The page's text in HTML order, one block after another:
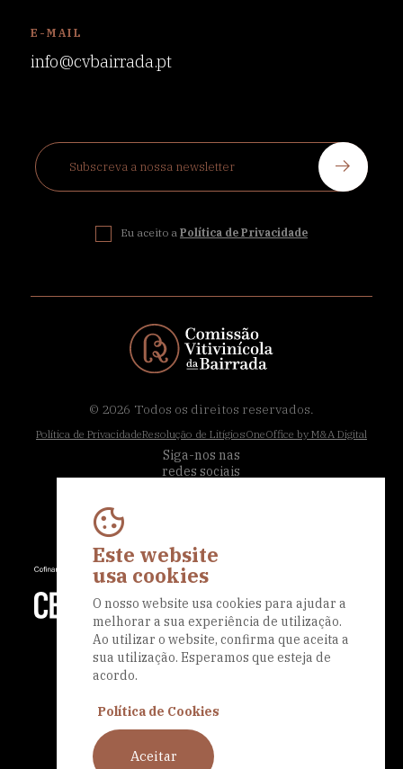
E-MAIL
info@cvbairrada.pt
Eu aceito a Política de Privacidade
© 2026 Todos os direitos reservados.
Política de PrivacidadeResolução de LitígiosOneOffice by M&A Digital
Siga-nos nas
redes sociais
Este website
usa cookies
O nosso website usa cookies para ajudar a
melhorar a sua experiência de utilização.
Ao utilizar o website, confirma que aceita a
sua utilização. Esperamos que esteja de
acordo.
Política de Cookies
Aceitar